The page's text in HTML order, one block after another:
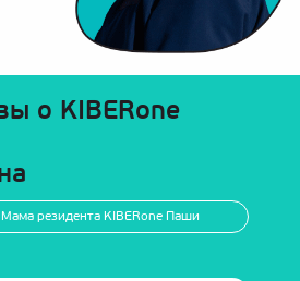
о KIBERone
Мама резидента KIBERone Паши